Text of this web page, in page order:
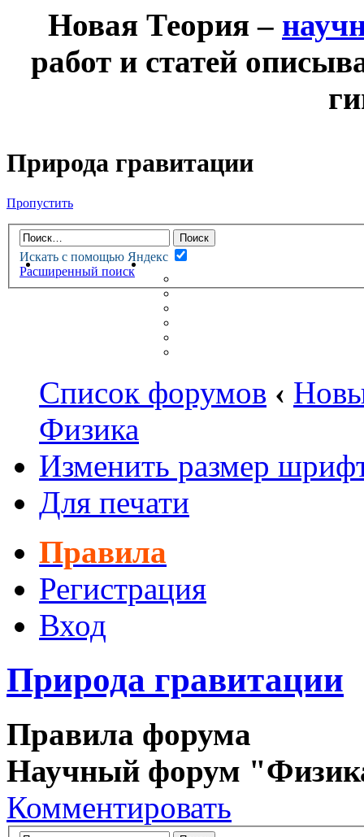
Новая Теория –
работ и статей
Природа гравитации
Пропустить
Искать с помощью Яндекс
Расширенный поиск
НОВАЯ ТЕОРИЯФОРУМ
НЕПРОЧИТАННЫЕ
Список форумов ‹
Физика
Изменить размер
Для печати
Правила
Регистрация
Вход
Природа гравитации
Правила форума
Научный форум
Комментировать